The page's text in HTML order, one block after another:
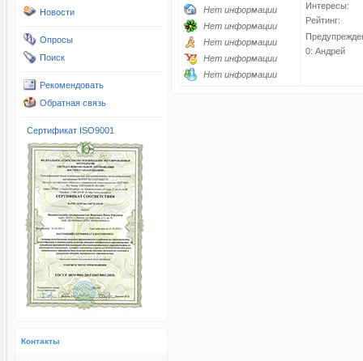
Новости
Опросы
Поиск
Рекомендовать
Обратная связь
Сертификат ISO9001
Контакты
Интересы:
Рейтинг:
0: Андрей
Нет информации
Нет информации
Нет информации
Нет информации
Нет информации